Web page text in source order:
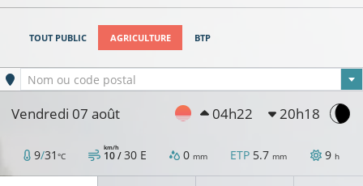
TOUT PUBLIC AGRICULTURE BTP
Ville sélectionnée
Nom ou code postal
Vendredi 07 août 04h22 20h18
9/31 °C 10 /
km/h 30 E 0 mm ETP 5.7 mm 9 h